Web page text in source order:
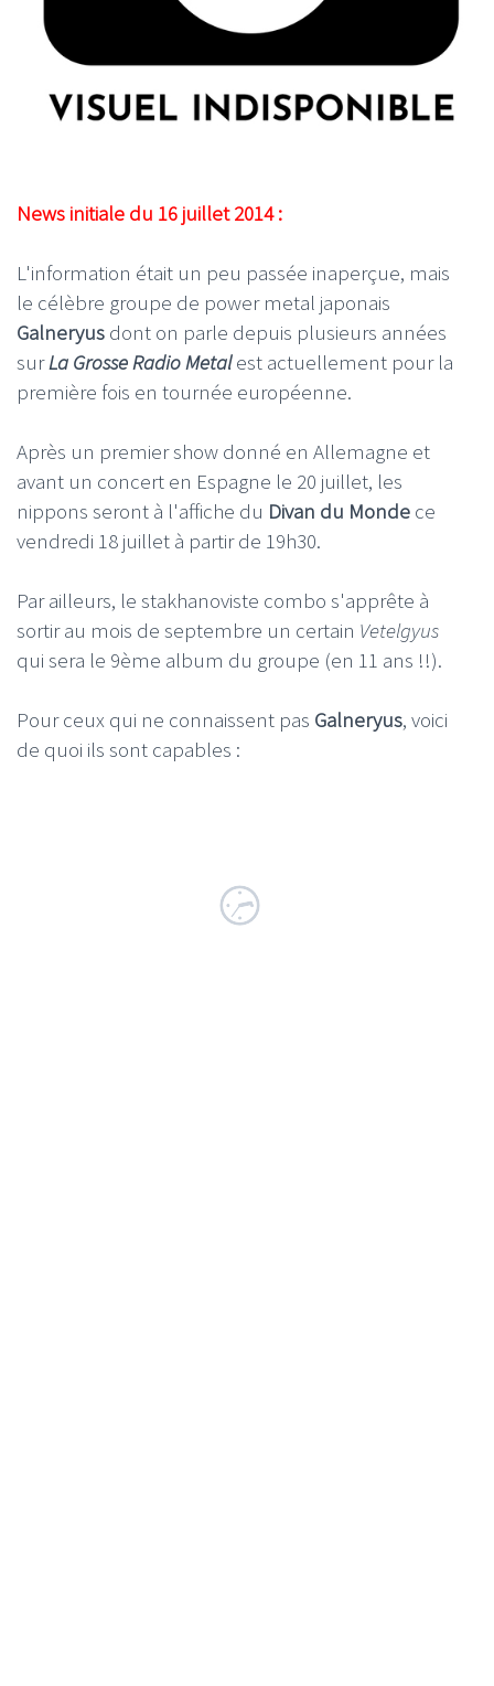
News initiale du 16 juillet 2014 :
L'information était un peu passée inaperçue, mais
le célèbre groupe de power metal japonais
Galneryus dont on parle depuis plusieurs années
surLa Grosse Radio Metalest actuellement pour la
première fois en tournée européenne.
Après un premier show donné en Allemagne et
avant un concert en Espagne le 20 juillet, les
nippons seront à l'affiche du Divan du Monde ce
vendredi 18 juillet à partir de 19h30.
Par ailleurs, le stakhanoviste combo s'apprête à
sortir au mois de septembre un certain Vetelgyus
qui sera le 9ème album du groupe (en 11 ans !!).
Pour ceux qui ne connaissent pas Galneryus, voici
de quoi ils sont capables :